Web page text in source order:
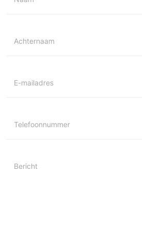
Achternaam
E-mailadres
Telefoonnummer
Bericht